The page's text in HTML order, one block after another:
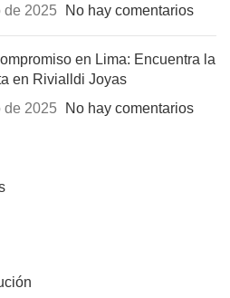
de 2025
No hay comentarios
en Lima: Encuentra la
en Rivialldi Joyas
de 2025
No hay comentarios